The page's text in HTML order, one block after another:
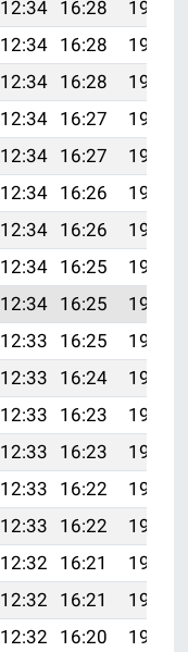
12:34 16:28
19:47
12:34 16:28
19:46
12:34 16:28
19:45
12:34 16:27
19:44
12:34 16:27
19:43
12:34 16:26
19:41
12:34 16:26
19:40
12:34 16:25
19:39
12:34 16:25
19:38
12:33 16:25
19:37
12:33 16:24
19:35
12:33 16:23
19:34
12:33 16:23
19:33
12:33 16:22
19:31
12:33 16:22
19:30
12:32 16:21
19:29
12:32 16:21
19:27
12:32 16:20
19:26